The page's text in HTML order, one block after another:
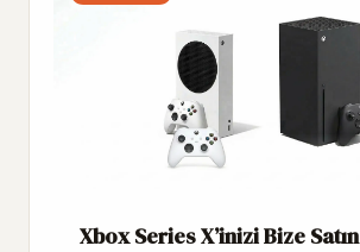
Xbox Series X’inizi Bize Satın